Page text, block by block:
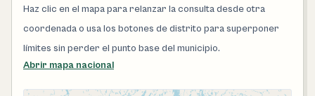
Haz clic en el mapa para relanzar la consulta desde otra
coordenada o usa los botones de distrito para superponer
límites sin perder el punto base del municipio.
Abrir mapa nacional